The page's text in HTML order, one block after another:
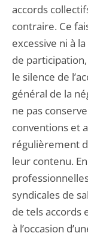
accords
contraire. Ce
excessive ni à
de
le silence de
général de la
ne pas
conventions et
régulièrement
leur contenu.
syndicales de
de tels accords
à l’occasion